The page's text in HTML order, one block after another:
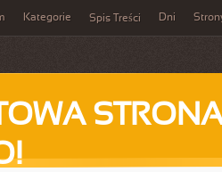
Kategorie Spis Treści Dni